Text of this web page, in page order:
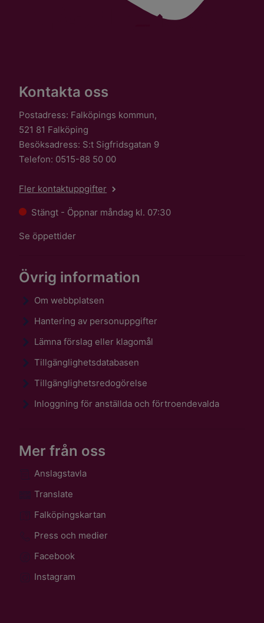
Kontakta oss
Postadress: Falköpings kommun,
521 81 Falköping
Besöksadress: S:t Sigfridsgatan 9
Telefon: 0515-88 50 00
Fler kontaktuppgifter
Stängt - Öppnar måndag kl. 07:30
Se öppettider
Övrig information
Om webbplatsen
Hantering av personuppgifter
Lämna förslag eller klagomål
Tillgänglighetsdatabasen
Tillgänglighetsredogörelse
Inloggning för anställda och förtroendevalda
Mer från oss
Anslagstavla
Translate
Falköpingskartan
Press och medier
Facebook
Instagram